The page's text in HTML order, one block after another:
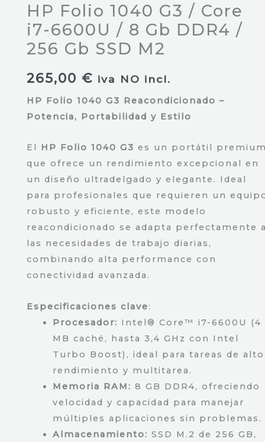
HP Folio 1040 G3 / Core
i7-6600U / 8 Gb DDR4 /
256 Gb SSD M2
265,00 € iva NO incl.
HP Folio 1040 G3 Reacondicionado –
Potencia, Portabilidad y Estilo
El HP Folio 1040 G3 es un portátil
que ofrece un rendimiento excepcional en
un diseño ultradelgado y elegante. Ideal
para profesionales que requieren un
robusto y eficiente, este modelo
reacondicionado se adapta perfectamente
las necesidades de trabajo diarias,
combinando alta performance con
conectividad avanzada.
Especificaciones clave:
Procesador: Intel® Core™ i7-6600U (4
MB caché, hasta 3,4 GHz con Intel
Turbo Boost), ideal para tareas de alto
rendimiento y multitarea.
Memoria RAM: 8 GB DDR4, ofreciendo
velocidad y capacidad para manejar
múltiples aplicaciones sin problemas.
Almacenamiento: SSD M.2 de 256 GB,